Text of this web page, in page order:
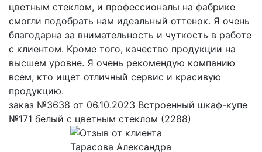
цветным стеклом, и профессионалы на фабрике
смогли подобрать нам идеальный оттенок. Я очень
благодарна за внимательность и чуткость в работе
с клиентом. Кроме того, качество продукции на
высшем уровне. Я очень рекомендую компанию
всем, кто ищет отличный сервис и красивую
продукцию.
заказ №3638 от 06.10.2023 Встроенный шкаф-купе
№171 белый с цветным стеклом (2288)